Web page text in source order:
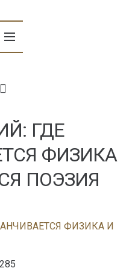
ГДЕ
ФИЗИКА
ПОЭЗИЯ
ФИЗИКА И
285